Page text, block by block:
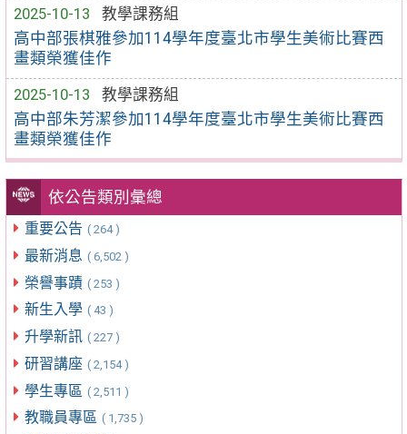
2025-10-13
教學課務組
高中部張棋雅參加114學年度臺北市學生美術比賽西
畫類榮獲佳作
2025-10-13
教學課務組
高中部朱芳潔參加114學年度臺北市學生美術比賽西
畫類榮獲佳作
依公告類別彙總
重要公告 ( 264 )
最新消息 ( 6,502 )
榮譽事蹟 ( 253 )
新生入學 ( 43 )
升學新訊 ( 227 )
研習講座 ( 2,154 )
學生專區 ( 2,511 )
教職員專區 ( 1,735 )